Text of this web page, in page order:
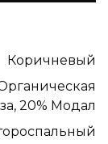
Коричневый
20% Модал